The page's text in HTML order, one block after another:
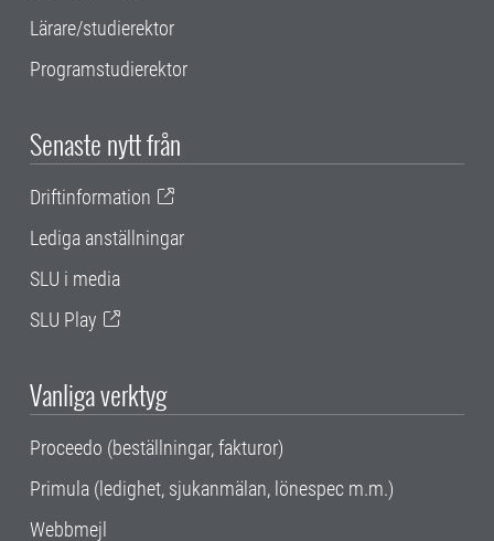
Lärare/studierektor
Programstudierektor
Senaste nytt från
Driftinformation
Lediga anställningar
SLU i media
SLU Play
Vanliga verktyg
Proceedo (beställningar, fakturor)
Primula (ledighet, sjukanmälan, lönespec m.m.)
Webbmejl